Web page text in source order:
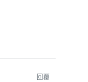
回覆